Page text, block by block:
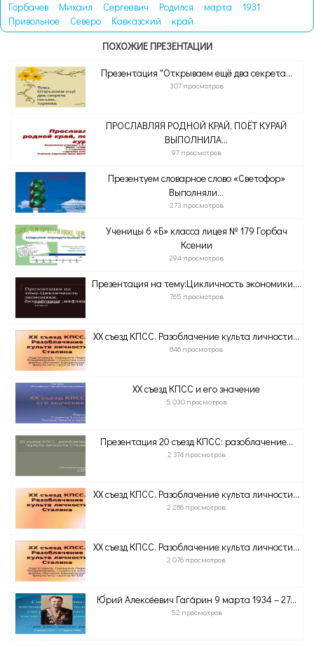
Горбачев Михаил Сергеевич Родился марта
1931
Привольное
Северо Кавказский
край
ПОХОЖИЕ ПРЕЗЕНТАЦИИ
Презентация "Открываем ещё два секрета...
307 просмотров
ПРОСЛАВЛЯЯ РОДНОЙ КРАЙ, ПОЁТ КУРАЙ
ВЫПОЛНИЛА...
97 просмотров
Презентуем словарное слово «Светофор»
Выполняли...
273 просмотров
Ученицы 6 «Б» класса лицея № 179 Горбач
Ксении
294 просмотров
Презентация на тему:Цикличность экономики,...
765 просмотров
XX съезд КПСС. Разоблачение культа личности...
846 просмотров
XX съезд КПСС и его значение
5 030 просмотров
Презентация 20 съезд КПСС: разоблачение...
2 374 просмотров
XX съезд КПСС. Разоблачение культа личности...
2 286 просмотров
XX съезд КПСС. Разоблачение культа личности...
2 076 просмотров
Ю́рий Алексе́евич Гага́рин 9 марта 1934 – 27...
52 просмотров